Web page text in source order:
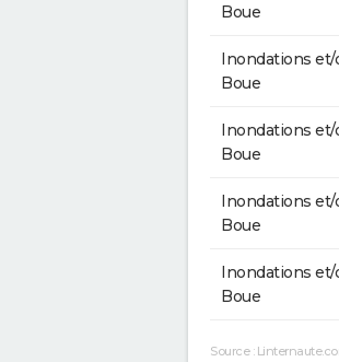
Boue
Inondations et/
Boue
Inondations et/
Boue
Inondations et/
Boue
Inondations et/
Boue
Source :